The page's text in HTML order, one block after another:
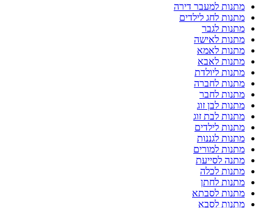
מתנות למעבר דירה
מתנות לחג לילדים
מתנות לגבר
מתנות לאישה
מתנות לאמא
מתנות לאבא
מתנות ליולדת
מתנות לחברה
מתנות לחבר
מתנות לבן זוג
מתנות לבת זוג
מתנות לילדים
מתנות לגננות
מתנות למורים
מתנה לסייעת
מתנות לכלה
מתנות לחתן
מתנות לסבתא
מתנות לסבא